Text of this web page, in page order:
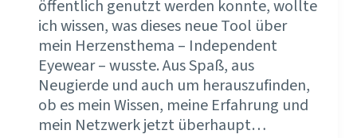
öffentlich genutzt werden konnte, wollte
ich wissen, was dieses neue Tool über
mein Herzensthema – Independent
Eyewear – wusste. Aus Spaß, aus
Neugierde und auch um herauszufinden,
ob es mein Wissen, meine Erfahrung und
mein Netzwerk jetzt überhaupt…